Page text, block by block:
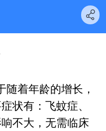
随着年龄的增长，
状有：飞蚊症、
不大，无需临床